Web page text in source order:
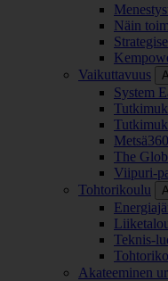
Näin
Vaikuttavuus
System
The
Viipuri-
Tohtorikoulu
Teknis-
Akateeminen